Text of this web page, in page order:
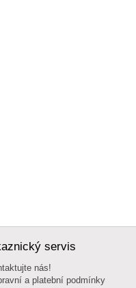
servis
nás!
a platební podmínky